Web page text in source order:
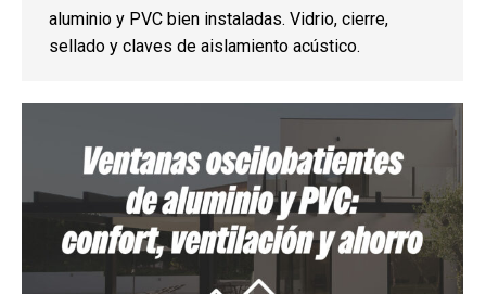
aluminio y PVC bien instaladas. Vidrio, cierre,
sellado y claves de aislamiento acústico.